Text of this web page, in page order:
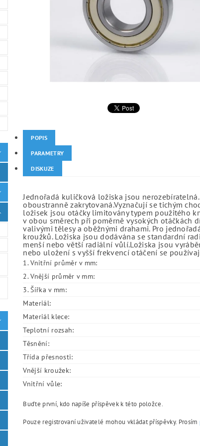
POPIS
PARAMETRY
DISKUZE
Jednořadá kuličková ložiska jsou
oboustranně zakrytovaná.Vyznačují se tichým
ložisek jsou otáčky limitovány typem použitého
v obou směrech při poměrně vysokých otáčkách
valivými tělesy a oběžnými drahami. Pro
kroužků. Ložiska jsou dodávána se standardní
menší nebo větší radiální vůlí.Ložiska jsou
nebo uložení s vyšší frekvencí otáčení se
1. Vnitřní průměr v mm:
2. Vnější průměr v mm:
3. Šířka v mm:
Materiál:
Materiál klece:
Teplotní rozsah:
Těsnění:
Třída přesnosti:
Vnější kroužek:
Vnitřní vůle:
Buďte první, kdo napíše příspěvek k této položce.
Pouze registrovaní uživatelé mohou vkládat příspěvky. Prosím